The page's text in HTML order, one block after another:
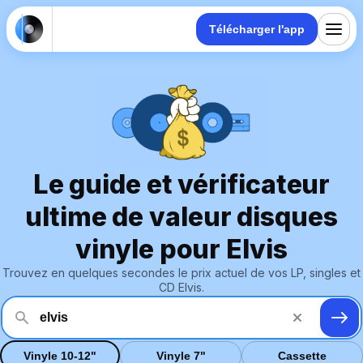
Télécharger l'app
Le guide et vérificateur
ultime de valeur disques
vinyle pour Elvis
Trouvez en quelques secondes le prix actuel de vos LP, singles et
CD Elvis.
Vinyle 10-12" Vinyle 7" Cassette